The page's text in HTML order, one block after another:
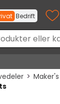
Bedrift
>